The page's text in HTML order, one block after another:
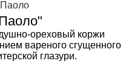
ореховый коржи
вареного сгущенного
глазури.